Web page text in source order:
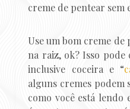
creme de pentear sem
Use um bom creme de
na raiz, ok? Isso pode
inclusive coceira e “
alguns cremes podem
como você está lendo